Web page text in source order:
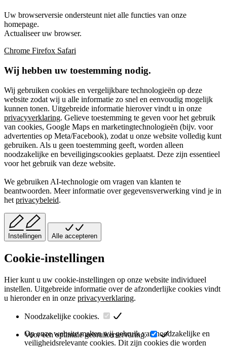
Uw browserversie ondersteunt niet alle functies van onze
homepage.
Actualiseer uw browser.
Chrome Firefox Safari
Wij hebben uw toestemming nodig.
Wij gebruiken cookies en vergelijkbare technologieën op deze
website zodat wij u alle informatie zo snel en eenvoudig mogelijk
kunnen tonen. Uitgebreide informatie hierover vindt u in onze
privacyverklaring. Gelieve toestemming te geven voor het gebruik
van cookies, Google Maps en marketingtechnologieën (bijv. voor
advertenties op Meta/Facebook), zodat u onze website volledig kunt
gebruiken. Als u geen toestemming geeft, worden alleen
noodzakelijke en beveiligingscookies geplaatst. Deze zijn essentieel
voor het gebruik van deze website.
We gebruiken AI-technologie om vragen van klanten te
beantwoorden. Meer informatie over gegevensverwerking vind je in
het privacybeleid.
Instellingen Alle accepteren
Cookie-instellingen
Hier kunt u uw cookie-instellingen op onze website individueel
instellen. Uitgebreide informatie over de afzonderlijke cookies vindt
u hieronder en in onze privacyverklaring.
Noodzakelijke cookies.
Op onze website maken wij gebruik van noodzakelijke en
veiligheidsrelevante cookies. Dit zijn cookies die worden
Voor een optimale gebruikerservaring.